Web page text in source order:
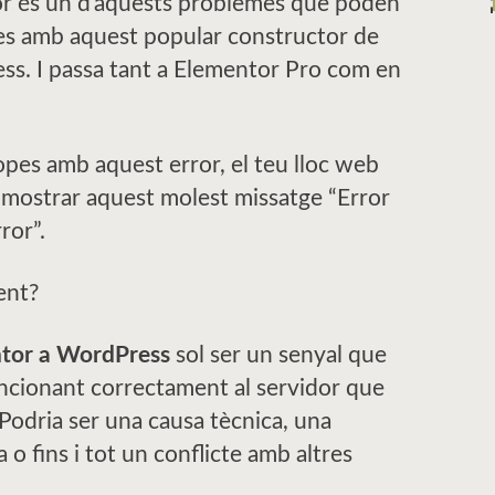
amb aquest popular constructor de
I passa tant a Elementor Pro com en
amb aquest error, el teu lloc web
aquest molest missatge “Error
a WordPress sol ser un senyal que
correctament al servidor que
ser una causa tècnica, una
o fins i tot un conflicte amb altres